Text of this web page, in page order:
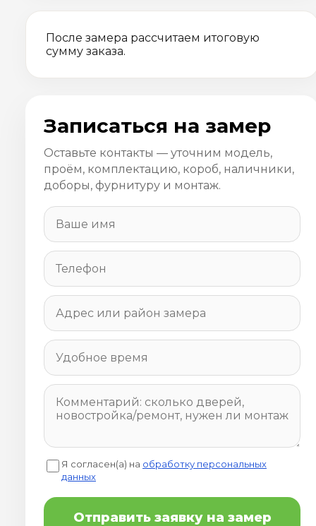
После замера рассчитаем итоговую
сумму заказа.
Записаться на замер
Оставьте контакты — уточним модель,
проём, комплектацию, короб, наличники,
доборы, фурнитуру и монтаж.
Я согласен(а) на обработку персональных
данных
Отправить заявку на замер